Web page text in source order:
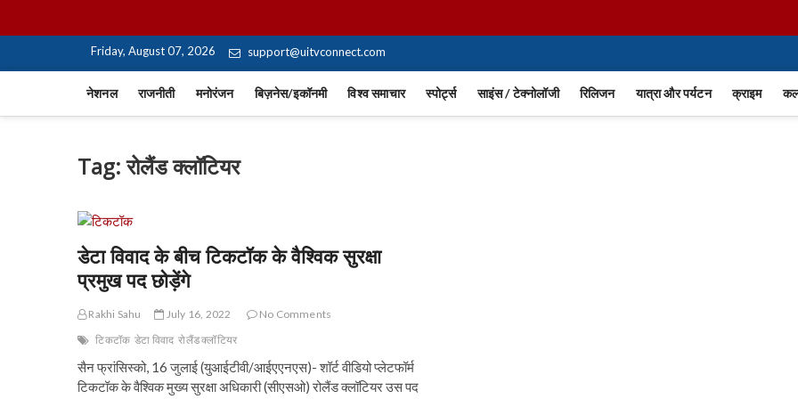
UiTV Hindi News
Friday, August 07, 2026 support@uitvconnect.com
नेशनल राजनीती मनोरंजन बिज़नेस/इकॉनमी विश्व समाचार स्पोर्ट्स साइंस / टेक्नोलॉजी रिलिजन यात्रा और पर्यटन क्राइम
Tag:रोलैंड क्लॉटियर
डेटा विवाद के बीच टिकटॉक के वैश्विक सुरक्षा
प्रमुख पद छोड़ेंगे
Rakhi Sahu July 16, 2022
No Comments
टिकटॉक डेटा विवाद रोलैंड क्लॉटियर
सैन फ्रांसिस्को, 16 जुलाई (युआईटीवी/आईएएनएस)- शॉर्ट वीडियो प्लेटफॉर्म
टिकटॉक के वैश्विक मुख्य सुरक्षा अधिकारी (सीएसओ) रोलैंड क्लॉटियर उस पद